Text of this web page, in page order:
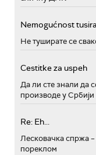
Nemogućnost
Не туширате се
Cestitke za uspeh
Да ли сте знали да
производе у Србији
Re: Eh...
Лесковачка спржа
пореклом